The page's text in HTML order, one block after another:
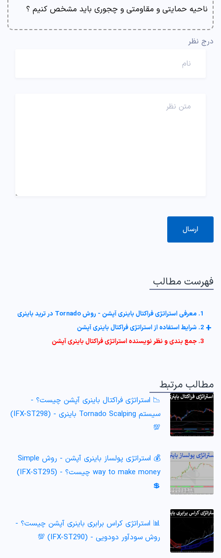
ناحیه حمایتی و مقاومتی و چجوری باید مشخص کنیم ؟
درج نظر
فهرست مطالب
1. معرفی استراتژی فراکتال باینری آپشن - روش Tornado در ترید باینری
2. شرایط استفاده از استراتژی فراکتال باینری آپشن +
3. جمع بندی و نظر نویسنده استراتژی فراکتال باینری آپشن
مطالب مرتبط
📉 استراتژی فراکتال باینری آپشن چیست؟ -
سیستم Tornado Scalping باینری - (IFX-ST298)
💯
💰 استراتژی پولساز باینری آپشن - روش Simple
way to make money چیست؟ - (IFX-ST295)
💲
📊 استراتژی کراس برابری باینری آپشن چیست؟ -
روش سودآور دودویی - (IFX-ST290) 💯